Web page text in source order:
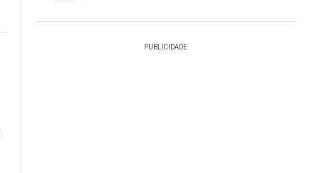
PUBLICIDADE